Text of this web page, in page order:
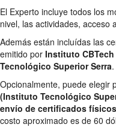
El Experto incluye todos los
nivel, las actividades, acceso
Además están incluídas las
emitido por Instituto CBTech
Tecnológico Superior Serra.
Opcionalmente, puede elegir
(Instituto Tecnológico
envío de certificados
costo aproximado es de 60